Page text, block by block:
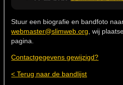
Stuur een biografie en bandfoto
webmaster@slimweb.org , wij
pagina.
Contactgegevens gewijzigd?
< Terug naar de bandlijst